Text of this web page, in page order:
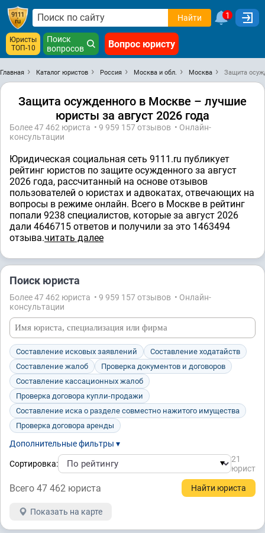
Найти 1
Юристы
ТОП-10
Поиск
вопросов
Вопрос юристу
Главная Каталог юристов Россия Москва и обл. Москва Защита
Защита осужденного в Москве – лучшие
юристы за август 2026 года
Более 47 462 юристa • 9 959 157 отзывов • Онлайн-
консультации
Юридическая социальная сеть 9111.ru публикует
рейтинг юристов по защите осужденного за август
2026 года, рассчитанный на основе отзывов
пользователей о юристах и адвокатах, отвечающих на
вопросы в режиме онлайн. Всего в Москве в рейтинг
попали 9238 специалистов, которые за август 2026
дали 4646715 ответов и получили за это 1463494
отзывa.читать далее
Поиск юриста
Более 47 462 юристa • 9 959 157 отзывов • Онлайн-
консультации
Составление исковых заявлений
Составление ходатайств
Составление жалоб
Проверка документов и договоров
Составление кассационных жалоб
Проверка договора купли-продажи
Составление иска о разделе совместно нажитого имущества
Проверка договора аренды
Дополнительные фильтры ▾
Сортировка:
21
юрист
Всего 47 462 юристa
Показать на карте